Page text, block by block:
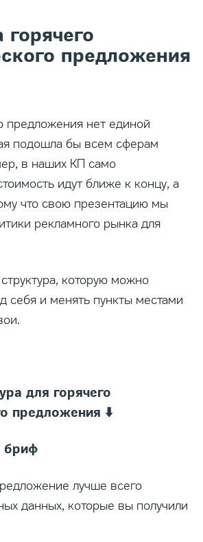
горячего
предложения
предложения нет единой
подошла бы всем сферам
в наших КП само
идут ближе к концу, а
что свою презентацию мы
рекламного рынка для
которую можно
себя и менять пункты местами
для горячего
предложения ⬇️
бриф
лучше всего
данных, которые вы получили